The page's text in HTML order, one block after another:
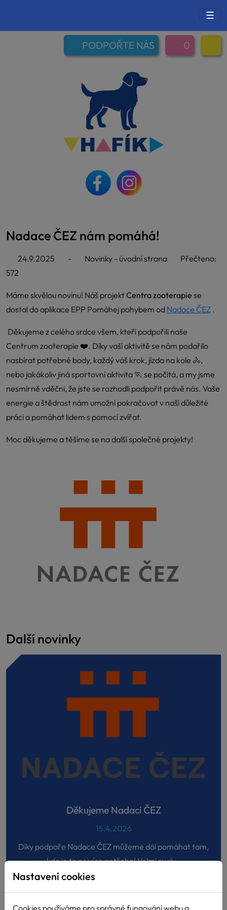
☰
PODPOŘTE NÁS 0
Nadace ČEZ nám pomáhá!
24.9.2025 - Novinky - úvodní strana
Přečteno:
572
Máme skvělou novinu! Náš projekt Centra zooterapie se
dostal do aplikace EPP Pomáhej pohybem od Nadace ČEZ .
Děkujeme z celého srdce všem, kteří podpořili naše
Centrum zooterapie ❤️. Díky vaší aktivitě se nám podařilo
nasbírat potřebné body, každý váš krok, jízda na kole 🚴,
nebo jakákoliv jiná sportovní aktivita 🏃 se počítá, a my jsme
nesmírně vděčni, že jste se rozhodli podpořit právě nás. Vaše
energie a štědrost nám umožní pokračovat v naší důležité
práci a pomáhat lidem s pomocí zvířat.
Moc děkujeme a těšíme se na další společné projekty!
Další novinky
Děkujeme Nadaci ČEZ
15.4.2026
Díky podpoře Nadace ČEZ můžeme dál pomáhat tam,
kde je to nejvíce potřeba! Velmi si vá...
Nastavení cookies
Cookies používáme pro správné fungování webu a